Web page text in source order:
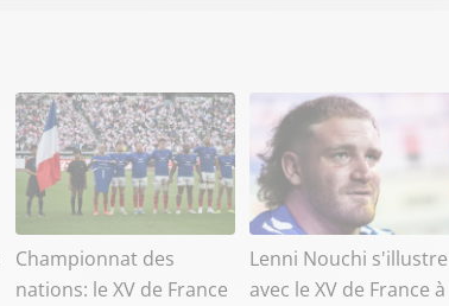
Championnat des
nations: le XV de France
Lenni Nouchi s'illustre
avec le XV de France à